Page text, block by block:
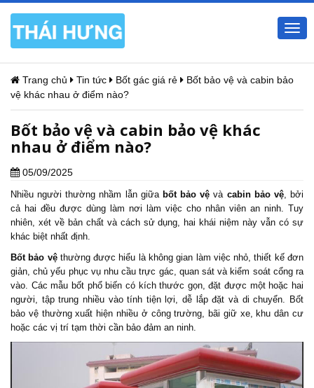
Trang chủ Tin tức Bốt gác giá rẻ
Bốt bảo vệ và cabin bảo
vệ khác nhau ở điểm nào?
Bốt bảo vệ và cabin bảo vệ khác
nhau ở điểm nào?
05/09/2025
Nhiều người thường nhầm lẫn giữa bốt bảo vệ và cabin bảo vệ, bởi
cả hai đều được dùng làm nơi làm việc cho nhân viên an ninh. Tuy
nhiên, xét về bản chất và cách sử dụng, hai khái niệm này vẫn có sự
khác biệt nhất định.
Bốt bảo vệthường được hiểu là không gian làm việc nhỏ, thiết kế đơn
giản, chủ yếu phục vụ nhu cầu trực gác, quan sát và kiểm soát cổng ra
vào. Các mẫu bốt phổ biến có kích thước gọn, đặt được một hoặc hai
người, tập trung nhiều vào tính tiện lợi, dễ lắp đặt và di chuyển. Bốt
bảo vệ thường xuất hiện nhiều ở công trường, bãi giữ xe, khu dân cư
hoặc các vị trí tạm thời cần bảo đảm an ninh.